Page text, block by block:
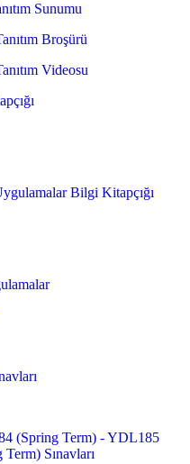
Sunumu
Broşürü
Videosu
Bilgi Kitapçığı
(Spring Term) - YDL185
Sınavları